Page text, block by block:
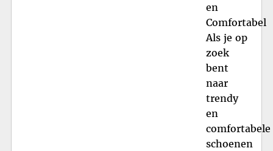
en
Comfortabel
Als je op
zoek
bent
naar
trendy
en
comfortabele
schoenen